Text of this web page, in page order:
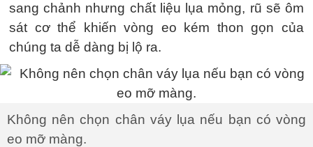
sang chảnh nhưng chất liệu lụa mỏng, rũ sẽ ôm
sát cơ thể khiến vòng eo kém thon gọn của
chúng ta dễ dàng bị lộ ra.
Không nên chọn chân váy lụa nếu bạn có vòng
eo mỡ màng.